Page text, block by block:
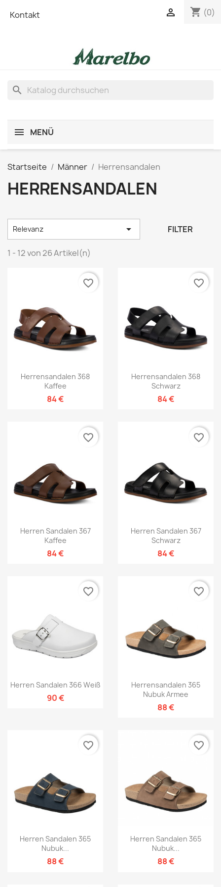
Kontakt shopping_cart (0)

search
MENÜ
Startseite Männer Herrensandalen
HERRENSANDALEN
Relevanz  FILTER
1 - 12 von 26 Artikel(n)
Herrensandalen 368
Kaffee
84 €
favorite_border
Herrensandalen 368
Schwarz
84 €
favorite_border
Herren Sandalen 367
Kaffee
84 €
favorite_border
Herren Sandalen 367
Schwarz
84 €
favorite_border
Herren Sandalen 366 Weiß
90 €
favorite_border
Herrensandalen 365
Nubuk Armee
88 €
favorite_border
Herren Sandalen 365
Nubuk...
88 €
favorite_border
Herren Sandalen 365
Nubuk...
88 €
favorite_border